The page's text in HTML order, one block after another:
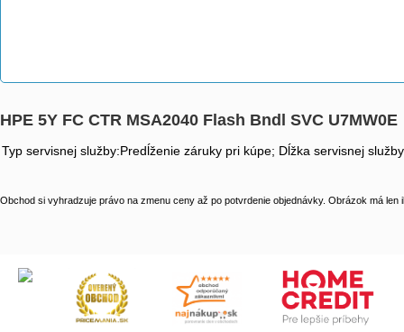
HPE 5Y FC CTR MSA2040 Flash Bndl SVC U7MW0E
Typ servisnej služby:Predĺženie záruky pri kúpe; Dĺžka servisnej
Obchod si vyhradzuje právo na zmenu ceny až po potvrdenie objednávky. Obrázok má len